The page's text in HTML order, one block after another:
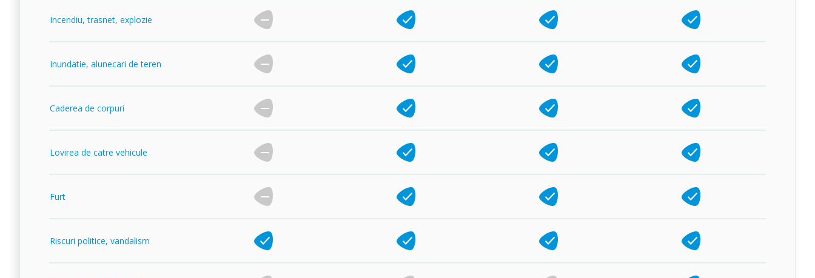
Incendiu, trasnet, explozie
Inundatie, alunecari de teren
Caderea de corpuri
Lovirea de catre vehicule
Furt
Riscuri politice, vandalism